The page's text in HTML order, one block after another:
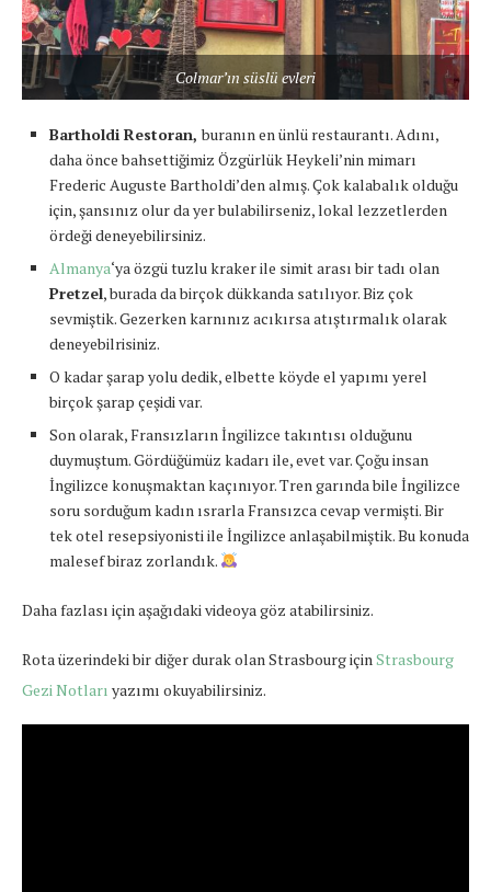
Colmar’ın süslü evleri
Bartholdi Restoran,buranın en ünlü restaurantı. Adını,
daha önce bahsettiğimiz Özgürlük Heykeli’nin mimarı
Frederic Auguste Bartholdi’den almış. Çok kalabalık olduğu
için, şansınız olur da yer bulabilirseniz, lokal lezzetlerden
ördeği deneyebilirsiniz.
Almanya‘ya özgü tuzlu kraker ile simit arası bir tadı olan
Pretzel, burada da birçok dükkanda satılıyor. Biz çok
sevmiştik. Gezerken karnınız acıkırsa atıştırmalık olarak
deneyebilrisiniz.
O kadar şarap yolu dedik, elbette köyde el yapımı yerel
birçok şarap çeşidi var.
Son olarak, Fransızların İngilizce takıntısı olduğunu
duymuştum. Gördüğümüz kadarı ile, evet var. Çoğu insan
İngilizce konuşmaktan kaçınıyor. Tren garında bile İngilizce
soru sorduğum kadın ısrarla Fransızca cevap vermişti. Bir
tek otel resepsiyonisti ile İngilizce anlaşabilmiştik. Bu konuda
malesef biraz zorlandık.
Daha fazlası için aşağıdaki videoya göz atabilirsiniz.
Rota üzerindeki bir diğer durak olan Strasbourg içinStrasbourg
Gezi Notları yazımı okuyabilirsiniz.